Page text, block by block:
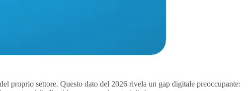
proprio settore. Questo dato del 2026 rivela un gap digitale preoccupante: